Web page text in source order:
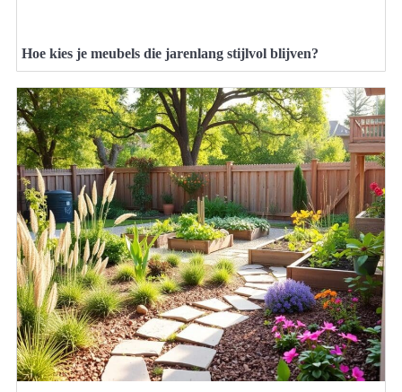
Hoe kies je meubels die jarenlang stijlvol blijven?